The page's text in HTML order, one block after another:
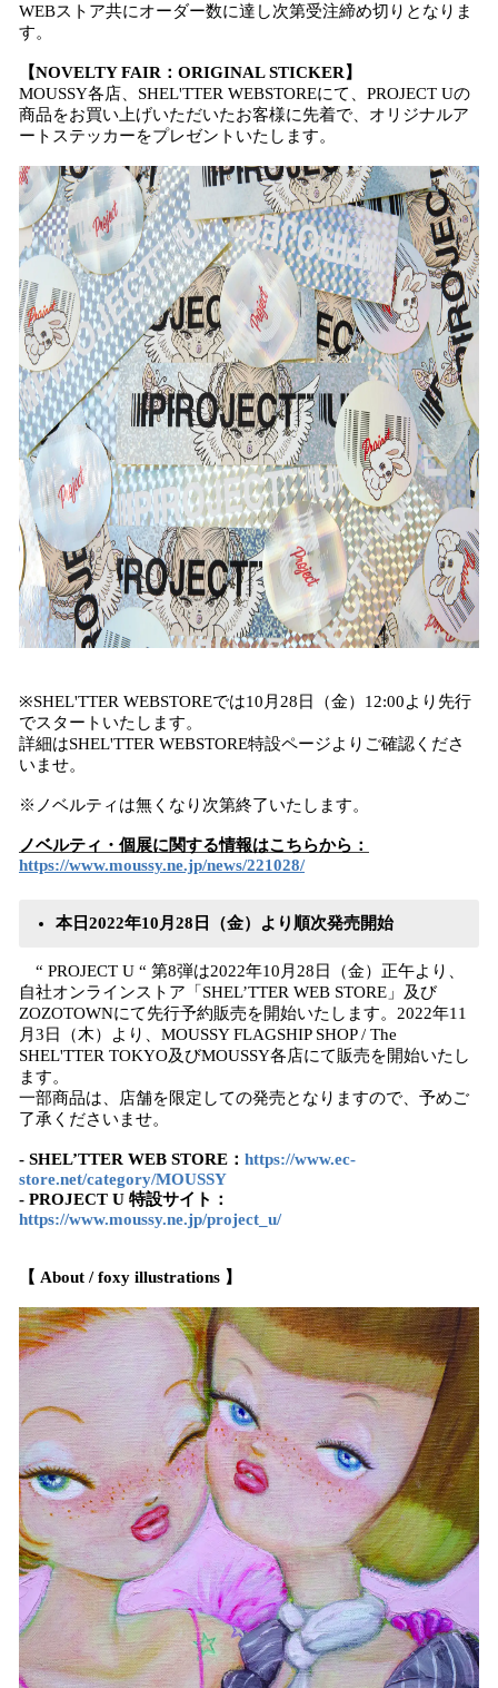
WEBストア共にオーダー数に達し次第受注締め切りとなりま
す。
【NOVELTY FAIR：ORIGINAL STICKER】
MOUSSY各店、SHEL'TTER WEBSTOREにて、PROJECT Uの
商品をお買い上げいただいたお客様に先着で、オリジナルア
ートステッカーをプレゼントいたします。
※SHEL'TTER WEBSTOREでは10月28日（金）12:00より先行
でスタートいたします。
詳細はSHEL'TTER WEBSTORE特設ページよりご確認くださ
いませ。
※ノベルティは無くなり次第終了いたします。
ノベルティ・個展に関する情報はこちらから：
https://www.moussy.ne.jp/news/221028/
本日2022年10月28日（金）より順次発売開始
“ PROJECT U “ 第8弾は2022年10月28日（金）正午より、
自社オンラインストア「SHEL’TTER WEB STORE」及び
ZOZOTOWNにて先行予約販売を開始いたします。2022年11
月3日（木）より、MOUSSY FLAGSHIP SHOP / The
SHEL'TTER TOKYO及びMOUSSY各店にて販売を開始いたし
ます。
一部商品は、店舗を限定しての発売となりますので、予めご
了承くださいませ。
- SHEL’TTER WEB STORE： https://www.ec-
store.net/category/MOUSSY
- PROJECT U 特設サイト：
https://www.moussy.ne.jp/project_u/
【 About / foxy illustrations 】